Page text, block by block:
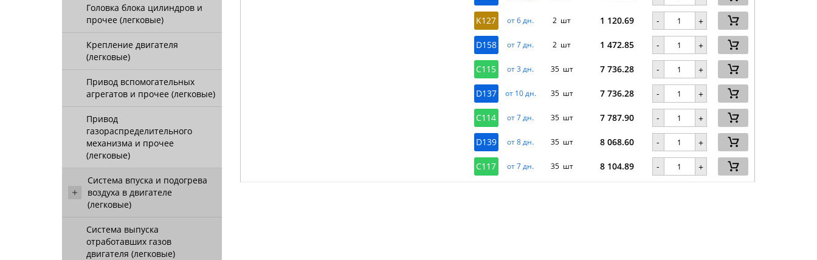
Головка блока цилиндров и
прочее (легковые)
Крепление двигателя
(легковые)
Привод вспомогательных
агрегатов и прочее (легковые)
Привод
газораспределительного
механизма и прочее
(легковые)
Система впуска и подогрева
воздуха в двигателе
(легковые)
Система выпуска
отработавших газов
двигателя (легковые)
K127 от 6 дн. 2 шт 1 120.69 - +
D158 от 7 дн. 2 шт 1 472.85 - +
C115 от 3 дн. 35 шт 7 736.28 - +
D137 от 10 дн. 35 шт 7 736.28 - +
C114 от 7 дн. 35 шт 7 787.90 - +
D139 от 8 дн. 35 шт 8 068.60 - +
C117 от 7 дн. 35 шт 8 104.89 - +